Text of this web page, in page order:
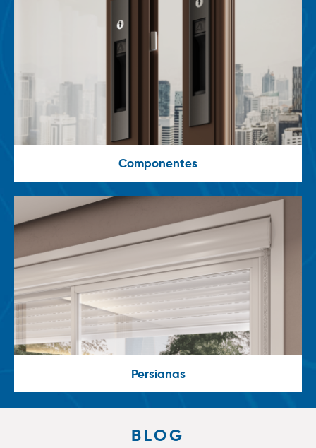
Componentes
Persianas
BLOG